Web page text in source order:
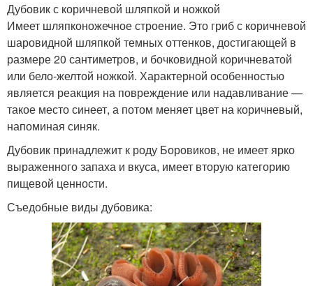
Дубовик с коричневой шляпкой и ножкой
Имеет шляпконожечное строение. Это гриб с коричневой
шаровидной шляпкой темных оттенков, достигающей в
размере 20 сантиметров, и бочковидной коричневатой
или бело-желтой ножкой. Характерной особенностью
является реакция на повреждение или надавливание —
такое место синеет, а потом меняет цвет на коричневый,
напоминая синяк.
Дубовик принадлежит к роду Боровиков, не имеет ярко
выраженного запаха и вкуса, имеет вторую категорию
пищевой ценности.
Съедобные виды дубовика: